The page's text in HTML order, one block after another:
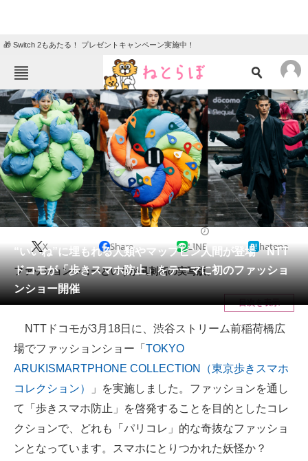
🎁 Switch 2もあたる！ プレゼントキャンペーン実施中！
ねとらぼメニュー
TOP ニュース
エンタメ クイズ
グルメ 地域
住まい 教育・育児
動物 リサーチ
会員記事
メディア
注目記事を集めた総合ページ
ITの今と未来を見通す
スマホと通信の最新トレンド
進化するPCとデバイスの未来
好きが集まる 比べて選べる
ビジネスと働き方のヒント
“いいね”に埋もれる人類やマップピン人間が登場 NTT
ドコモが「歩きスマホ防止」をテーマに初のファッショ
ンショー開催
X Share LINE hatena
ファッションショーというか風刺画の実写版。
目次を表示
NTTドコモが3月18日に、渋谷ストリーム前稲荷橋広
場でファッションショー「 TOKYO
ARUKISMARTPHONE COLLECTION（東京歩きスマホ
コレクション）
」を実施しました。ファッションを通し
て「歩きスマホ防止」を啓発することを目的としたコレ
クションで、どれも「パリコレ」的な奇抜なファッショ
ンとなっています。スマホにとりつかれた妖怪か？